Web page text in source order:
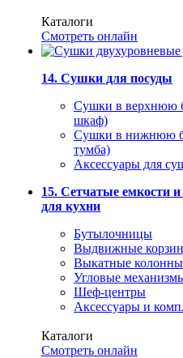
Каталоги
Смотреть онлайн
14. Сушки для посуды
Сушки в верхнюю
шкаф)
Сушки в нижнюю
тумба)
Аксессуары для
15. Сетчатые емкости
для кухни
Бутылочницы
Выдвижные
Выкатные
Угловые
Шеф-центры
Аксессуары и
Каталоги
Смотреть онлайн